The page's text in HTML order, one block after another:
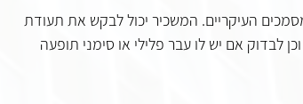
העיקריים. המשכיר יכול לבקש את תעודת
לבדוק אם יש לו עבר פלילי או סימני תופעה